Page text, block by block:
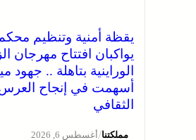
يقظة أمنية وتنظيم
يواكبان افتتاح مهرجان
الوراينية بتاهلة .. جهود
أسهمت في إنجاح
الثقافي
مملكتنا/أغسطس 6, 2026